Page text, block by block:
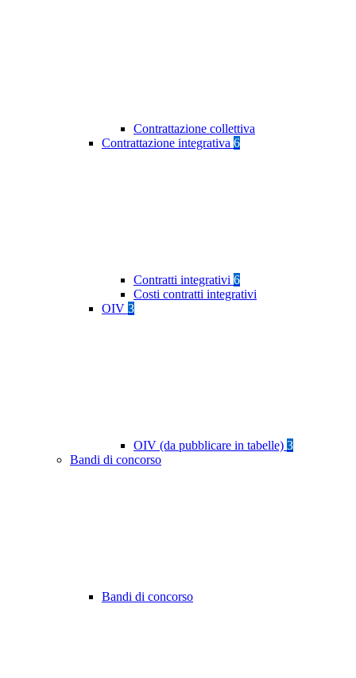
Contrattazione collettiva
Contrattazione integrativa 6
Contratti integrativi 6
Costi contratti integrativi
OIV 3
OIV (da pubblicare in tabelle) 3
Bandi di concorso
Bandi di concorso